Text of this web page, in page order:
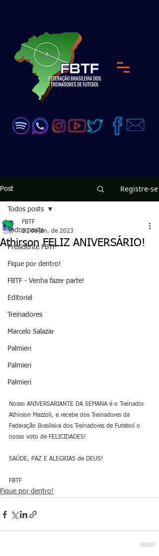
Post Registre-se
Todos posts
Presidente FBTF
Fique por dentro!
FBTF - Venha fazer parte!
Editorial
Treinadores
Marcelo Salazar
Palmieri
Palmieri
Palmieri
Todos posts
Athirson FELIZ ANIVERSÁRIO!
FBTF
20 de jan. de 2023
Nosso ANIVERSARIANTE DA SEMANA é o Treinador
Athirson Mazzoli, e recebe dos Treinadores da
Federação Brasileira dos Treinadores de Futebol o
nosso voto de FELICIDADES!
SAÚDE, PAZ E ALEGRIAS de DEUS!
FBTF
Fique por dentro!